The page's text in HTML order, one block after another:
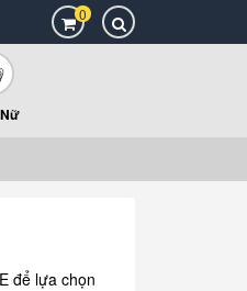
0
để lựa chọn